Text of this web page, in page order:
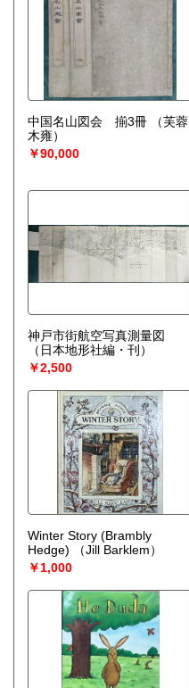
中国名山図会 揃3冊
（芙蓉
木雍）
￥90,000
神戸市街航空写真測量図
（日本地形社編・刊）
￥2,500
Winter Story (Brambly
Hedge)
（Jill Barklem）
￥1,000